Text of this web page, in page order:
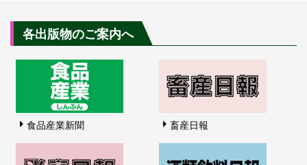
各出版物のご案内へ
食品産業新聞 畜産日報